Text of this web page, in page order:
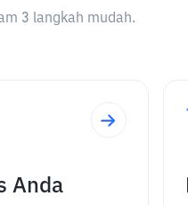
3 langkah mudah.
Anda